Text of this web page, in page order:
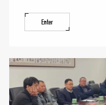
Enter